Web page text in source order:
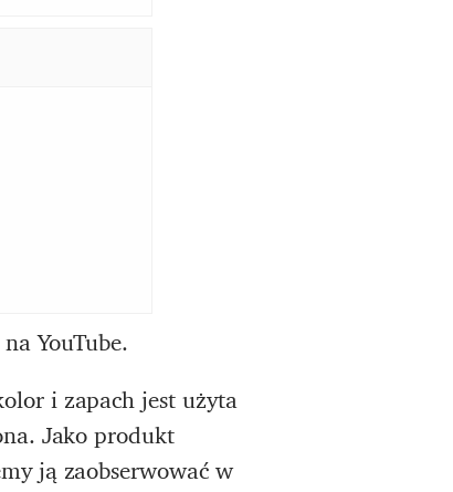
YouTube.
i zapach jest użyta
Jako produkt
ją zaobserwować w